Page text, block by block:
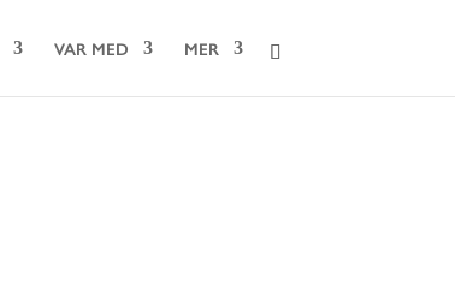
VAR MED MER